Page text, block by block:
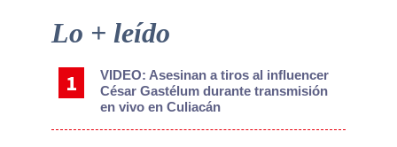
Primary
Lo + leído
VIDEO: Asesinan a tiros al influencer
César Gastélum durante transmisión
en vivo en Culiacán